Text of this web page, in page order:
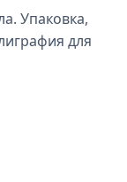
Упаковка,
для